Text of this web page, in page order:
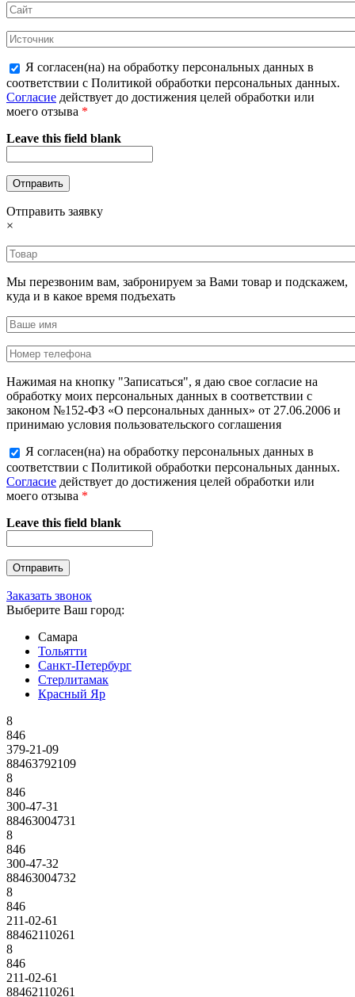
Я согласен(на) на обработку персональных данных в
соответствии с Политикой обработки персональных данных.
Согласие действует до достижения целей обработки или
моего отзыва *
Leave this field blank
Отправить заявку
×
Мы перезвоним вам, забронируем за Вами товар и подскажем,
куда и в какое время подъехать
Нажимая на кнопку "Записаться", я даю свое согласие на
обработку моих персональных данных в соответствии с
законом №152-ФЗ «О персональных данных» от 27.06.2006 и
принимаю условия пользовательского соглашения
Я согласен(на) на обработку персональных данных в
соответствии с Политикой обработки персональных данных.
Согласие действует до достижения целей обработки или
моего отзыва *
Leave this field blank
Заказать звонок
Выберите Ваш город:
Самара
Тольятти
Санкт-Петербург
Стерлитамак
Красный Яр
8
846
379-21-09
88463792109
8
846
300-47-31
88463004731
8
846
300-47-32
88463004732
8
846
211-02-61
88462110261
8
846
211-02-61
88462110261